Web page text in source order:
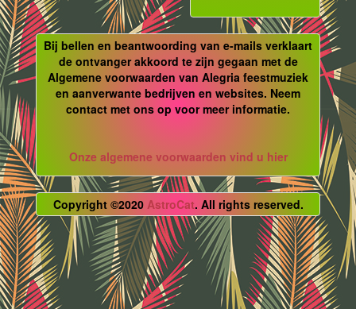
Bij bellen en beantwoording van e-mails verklaart
de ontvanger akkoord te zijn gegaan met de
Algemene voorwaarden van Alegria feestmuziek
en aanverwante bedrijven en websites. Neem
contact met ons op voor meer informatie.
Onze algemene voorwaarden vind u hier
Copyright ©2020 AstroCat. All rights reserved.